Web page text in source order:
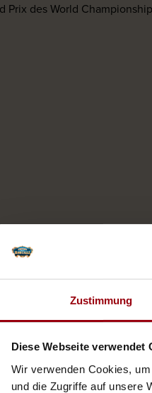
Zustimmung
Diese Webseite verwendet
Wir verwenden Cookies,
und die Zugriffe auf unsere
Prix des World